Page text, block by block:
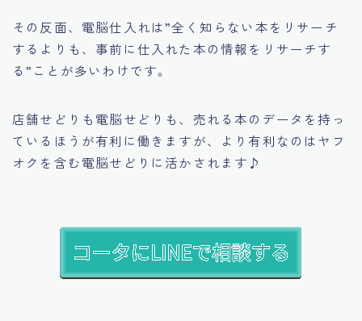
その反面、電脳仕入れは”全く知らない本をリサーチ
するよりも、事前に仕入れた本の情報をリサーチす
る” ことが多いわけです。
店舗せどりも電脳せどりも、売れる本のデータを持っ
ているほうが有利に働きますが、より有利なのはヤフ
オクを含む電脳せどりに活かされます♪